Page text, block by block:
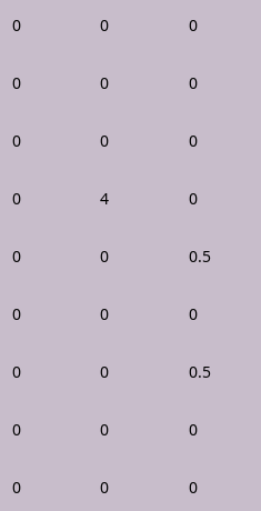
0 0 0
0 0 0
0 0 0
0 4 0
0 0 0.5
0 0 0
0 0 0.5
0 0 0
0 0 0